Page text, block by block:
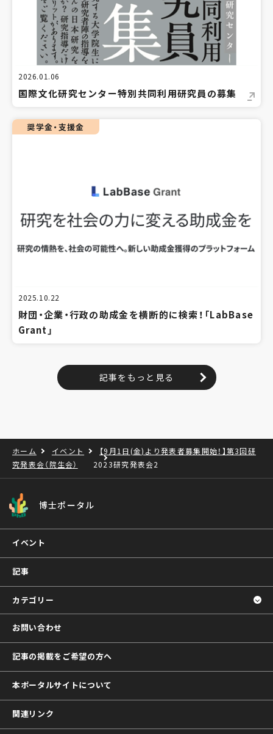
2026.01.06
国際文化研究センター特別共同利用研究員の募集
奨学金・支援金
2025.10.22
財団・企業・行政の助成金を横断的に検索！「LabBase
Grant」
記事をもっと見る
ホーム イベント
【9月1日(金)より発表者募集開始！】第3回研
究発表会（院生会）
2023研究発表会2
博士ポータル
イベント
記事
カテゴリー
お問い合わせ
記事の掲載をご希望の方へ
本ポータルサイトについて
関連リンク